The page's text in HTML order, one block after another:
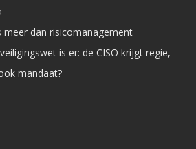
meer dan risicomanagement
is er: de CISO krijgt regie,
mandaat?